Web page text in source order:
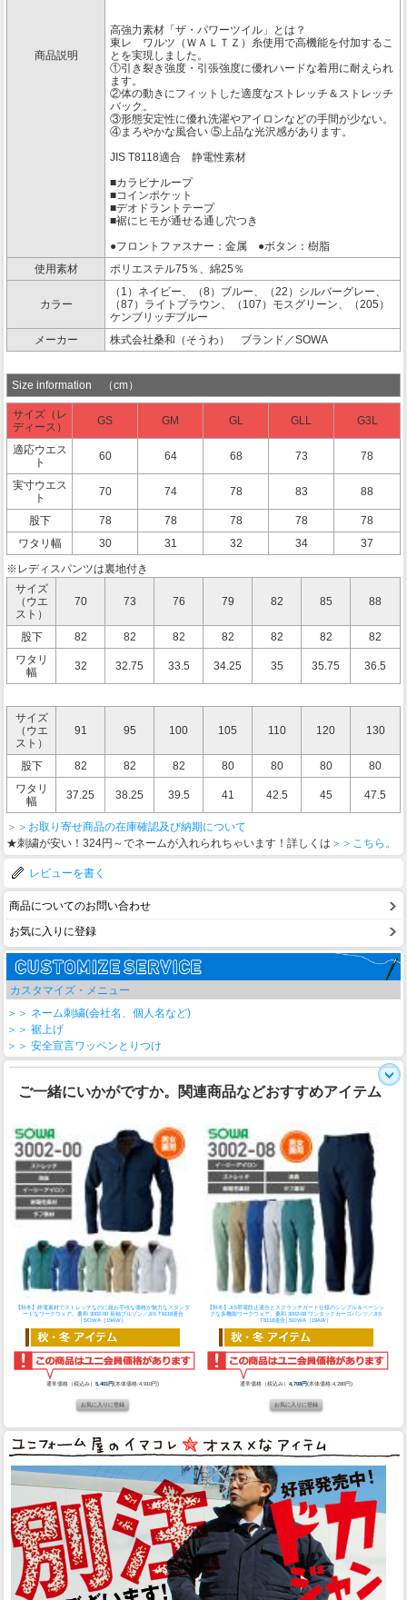
商品説明
高強力素材「ザ・パワーツイル」とは？
東レ ワルツ（ＷＡＬＴＺ）糸使用で高機能を付加するこ
とを実現しました。
①引き裂き強度・引張強度に優れハードな着用に耐えられ
ます。
②体の動きにフィットした適度なストレッチ＆ストレッチ
バック。
③形態安定性に優れ洗濯やアイロンなどの手間が少ない。
④まろやかな風合い ⑤上品な光沢感があります。
JIS T8118適合 静電性素材
■カラビナループ
■コインポケット
■デオドラントテープ
■裾にヒモが通せる通し穴つき
●フロントファスナー：金属 ●ボタン：樹脂
使用素材
ポリエステル75％、綿25％
カラー
（1）ネイビー、（8）ブルー、（22）シルバーグレー、
（87）ライトブラウン、（107）モスグリーン、（205）
ケンブリッヂブルー
メーカー
株式会社桑和（そうわ） ブランド／SOWA
Size information （cm）
サイズ（レ
ディース）
GS GM GL GLL G3L
適応ウエス
ト
60 64 68 73 78
実寸ウエス
ト
70 74 78 83 88
股下 78 78 78 78
78
ワタリ幅
30 31 32 34
37
※レディスパンツは裏地付き
サイズ
（ウエ
スト）
70 73 76 79 82 85 88
股下 82 82 82 82 82 82
82
ワタリ
幅
32 32.75 33.5 34.25 35 35.75 36.5
サイズ
（ウエ
スト）
91 95 100 105 110 120 130
股下 82 82 82 80 80 80
80
ワタリ
幅
37.25 38.25 39.5 41 42.5 45 47.5
＞＞お取り寄せ商品の在庫確認及び納期について
★刺繍が安い！324円～でネームが入れられちゃいます！詳しくは ＞＞こちら。
レビューを書く
商品についてのお問い合わせ
お気に入りに登録
カスタマイズ・メニュー
＞＞ ネーム刺繍(会社名、個人名など)
＞＞ 裾上げ
＞＞ 安全宣言ワッペンとりつけ
ご一緒にいかがですか。関連商品などおすすめアイテム
【秋冬】静電素材でストレッチなのに超お手頃な価格が魅力なスタンダ
ードなワークウェア。 桑和 3002-00 長袖ブルゾン／JIS T8118適合
│SOWA［19AW］
通常価格（税込み）5,401円(本体価格:4,910円)
【秋冬】JIS帯電防止適合とスクラッチガード仕様のシンプル＆ベーシッ
クな多機能ワークウェア。桑和 3002-08 ワンタックカーゴパンツ／JIS
T8118適合│SOWA［19AW］
通常価格（税込み） 4,708円(本体価格:4,280円)